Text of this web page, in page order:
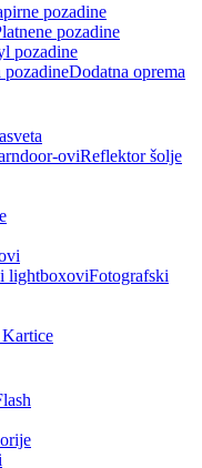
pozadine
pozadine
pozadine
Dodatna oprema
Reflektor šolje
Fotografski